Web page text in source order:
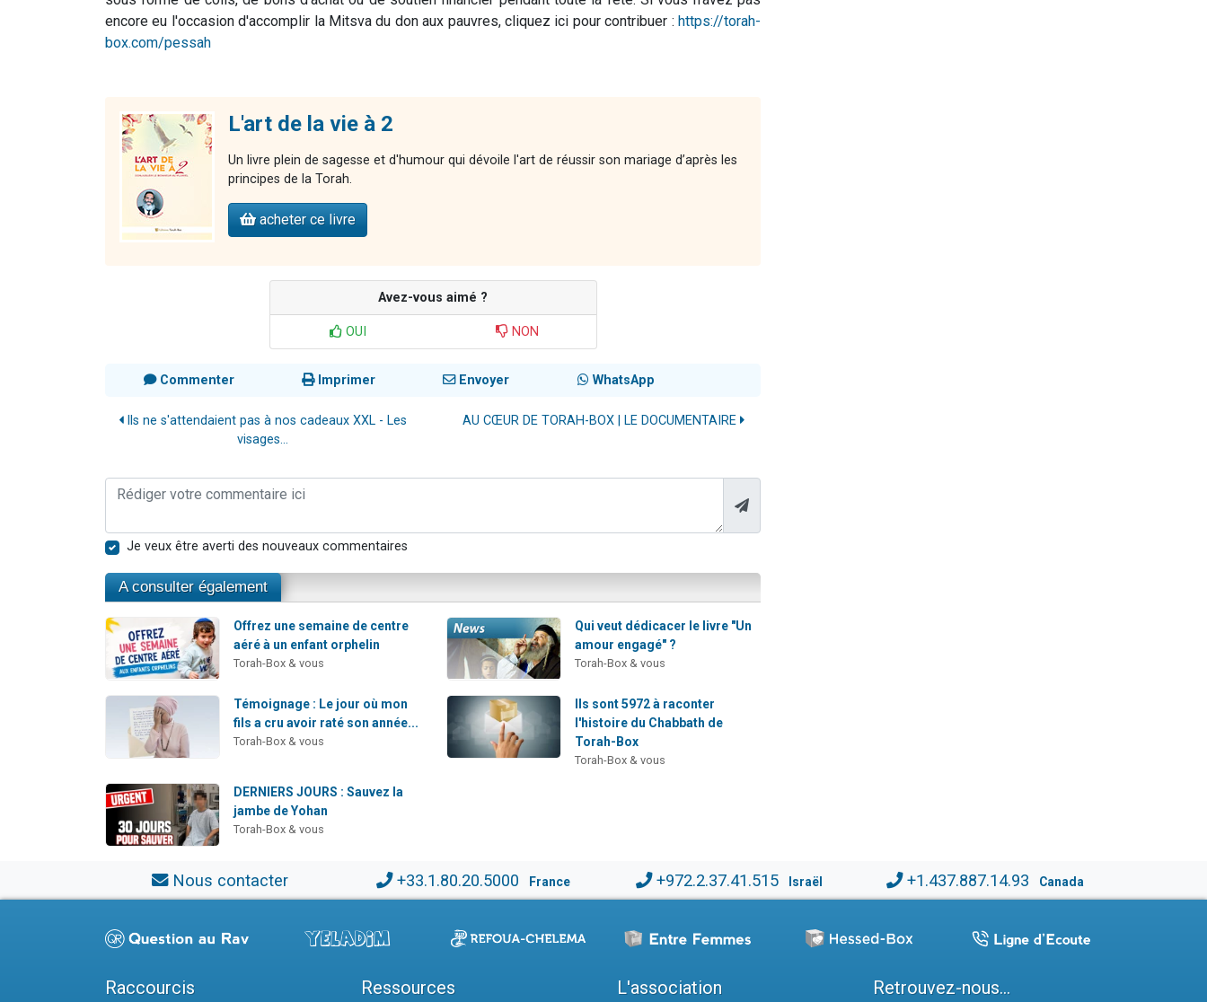
encore eu l'occasion d'accomplir la Mitsva du don aux pauvres, cliquez ici pour contribuer : https://torah-
box.com/pessah
L'art de la vie à 2
Un livre plein de sagesse et d'humour qui dévoile l'art de réussir son mariage d’après les
principes de la Torah.
acheter ce livre
Avez-vous aimé ?
OUI NON
Commenter Imprimer Envoyer WhatsApp
Ils ne s'attendaient pas à nos cadeaux XXL - Les
visages...
AU CŒUR DE TORAH-BOX | LE DOCUMENTAIRE
Je veux être averti des nouveaux commentaires
A consulter également
Offrez une semaine de centre
aéré à un enfant orphelin
Torah-Box & vous
Qui veut dédicacer le livre "Un
amour engagé" ?
Torah-Box & vous
Témoignage : Le jour où mon
fils a cru avoir raté son année...
Torah-Box & vous
Ils sont 5972 à raconter
l'histoire du Chabbath de
Torah-Box
Torah-Box & vous
DERNIERS JOURS : Sauvez la
jambe de Yohan
Torah-Box & vous
Nous contacter +33.1.80.20.5000 France +972.2.37.41.515 Israël +1.437.887.14.93 Canada
Raccourcis Ressources L'association Retrouvez-nous...